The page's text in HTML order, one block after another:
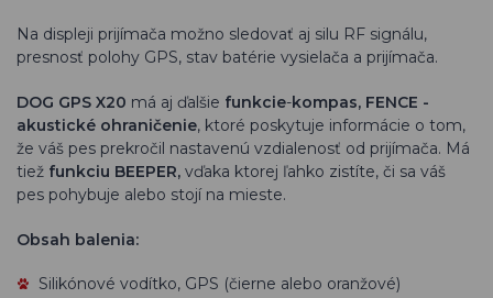
Na displeji prijímača možno sledovať aj silu RF signálu,
presnosť polohy GPS, stav batérie vysielača a prijímača.
DOG GPS X20 má aj ďalšie funkcie-kompas, FENCE -
akustické ohraničenie, ktoré poskytuje informácie o tom,
že váš pes prekročil nastavenú vzdialenosť od prijímača. Má
tiež funkciu BEEPER, vďaka ktorej ľahko zistíte, či sa váš
pes pohybuje alebo stojí na mieste.
Obsah balenia:
Silikónové vodítko, GPS (čierne alebo oranžové)